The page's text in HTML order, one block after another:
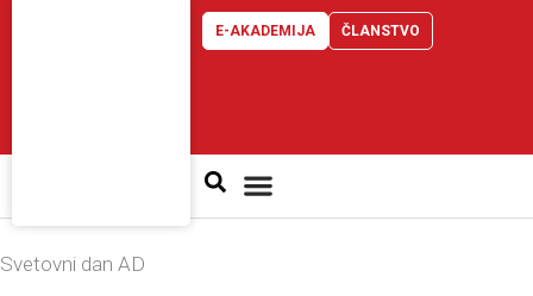
E-AKADEMIJA ČLANSTVO
Svetovni dan AD